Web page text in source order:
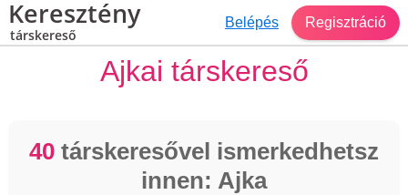
Keresztény
társkereső
Belépés Regisztráció
Ajkai társkereső
40 társkeresővel ismerkedhetsz
innen: Ajka